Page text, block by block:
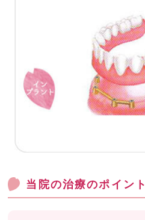
当院の治療のポイント